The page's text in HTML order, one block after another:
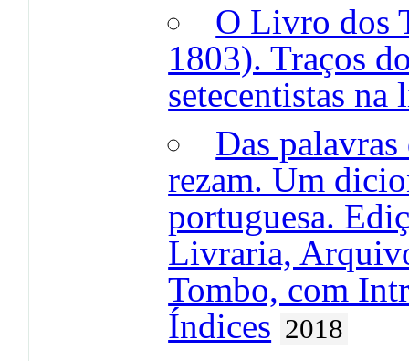
O Livro dos
1803). Traços
setecentistas
Das
rezam. Um
portuguesa.
Livraria,
Tombo, com
Índices 2018